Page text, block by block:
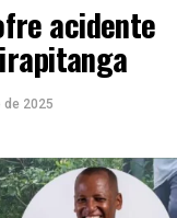
acidente
de 2025